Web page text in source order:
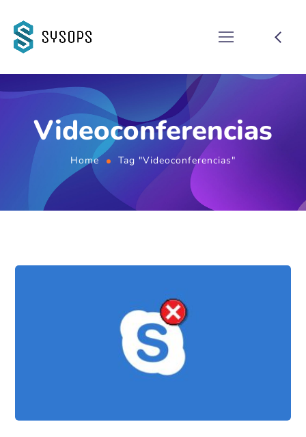
Videoconferencias
Home Tag "Videoconferencias"